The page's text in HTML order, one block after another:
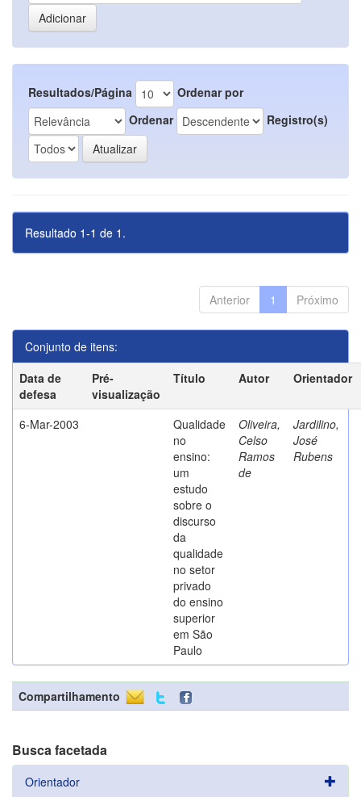
Resultados/Página
Ordenar por
Ordenar
Registro(s)
Resultado 1-1 de 1.
Anterior 1 Próximo
Conjunto de itens:
Data de
defesa
Pré-
visualização
Título Autor Orientador
6-Mar-2003
Qualidade
no
ensino:
um
estudo
sobre o
discurso
da
qualidade
no setor
privado
do ensino
superior
em São
Paulo
Oliveira,
Celso
Ramos
de
Jardilino,
José
Rubens
Compartilhamento
Busca facetada
Orientador